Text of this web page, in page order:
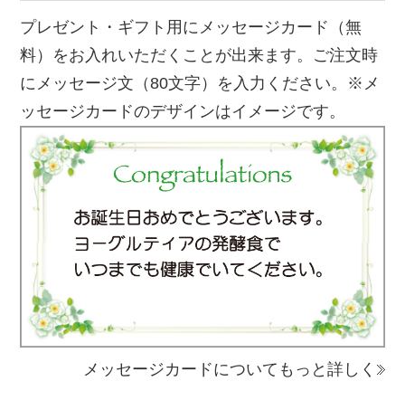
プレゼント・ギフト用にメッセージカード（無
料）をお入れいただくことが出来ます。ご注文時
にメッセージ文（80文字）を入力ください。※メ
ッセージカードのデザインはイメージです。
メッセージカードについてもっと詳しく